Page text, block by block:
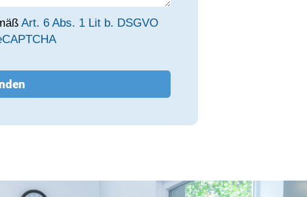
Art. 6 Abs. 1 Lit b. DSGVO